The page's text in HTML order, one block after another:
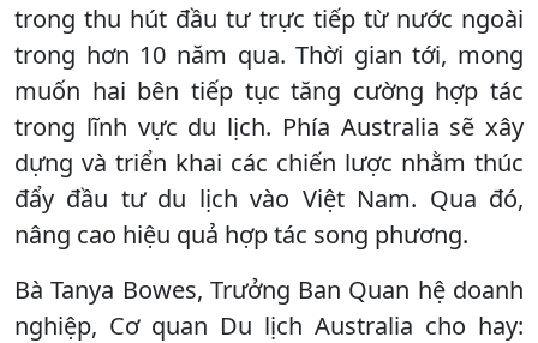
trong thu hút đầu tư trực tiếp từ nước ngoài
trong hơn 10 năm qua. Thời gian tới, mong
muốn hai bên tiếp tục tăng cường hợp tác
trong lĩnh vực du lịch. Phía Australia sẽ xây
dựng và triển khai các chiến lược nhằm thúc
đẩy đầu tư du lịch vào Việt Nam. Qua đó,
nâng cao hiệu quả hợp tác song phương.
Bà Tanya Bowes, Trưởng Ban Quan hệ doanh
nghiệp, Cơ quan Du lịch Australia cho hay: